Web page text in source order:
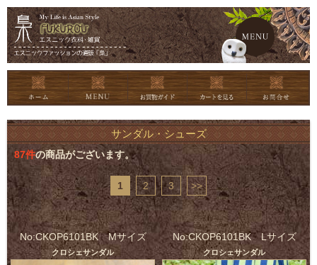
メイン
サンダル・シューズ
87件の商品がございます。
1 2 3 >>
No:CKOP6101BK Mサイズ
クロシェサンダル
No:CKOP6101BK Lサイズ
クロシェサンダル